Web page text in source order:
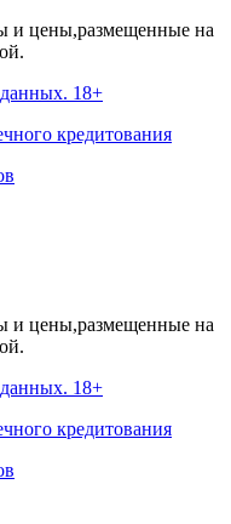
и цены,размещенные на
18+
кредитования
и цены,размещенные на
18+
кредитования